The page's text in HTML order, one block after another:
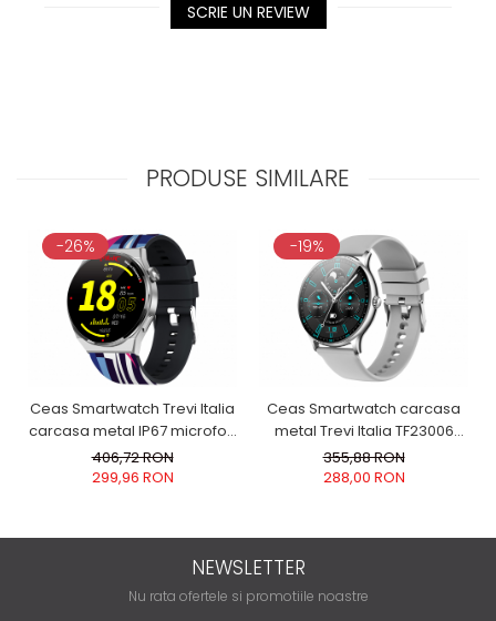
SCRIE UN REVIEW
PRODUSE SIMILARE
-26%
Ceas Smartwatch Trevi Italia
carcasa metal IP67 microfon
si speaker functie apel,
mesaje, monitor sanatate,
bratara metal de schimb
406,72 RON
299,96 RON
-19%
Ceas Smartwatch carcasa
metal Trevi Italia TF23006
IP67 microfon si speaker
functie apel, mesaje,
vocal,Bluetooth, Android,IOS
355,88 RON
288,00 RON
NEWSLETTER
Nu rata ofertele si promotiile noastre